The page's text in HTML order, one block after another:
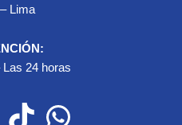
Lima
24 horas
TikTok WhatsApp